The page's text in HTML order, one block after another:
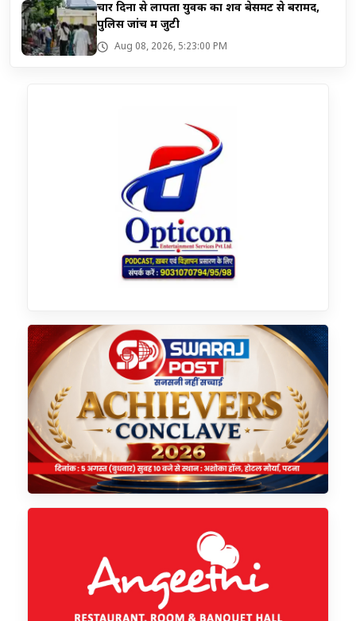
चार दिनों से लापता युवक का शव बेसमेंट से बरामद,
पुलिस जांच में जुटी
Aug 08, 2026, 5:23:00 PM